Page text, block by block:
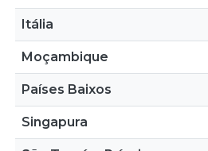
Itália
Moçambique
Países Baixos
Singapura